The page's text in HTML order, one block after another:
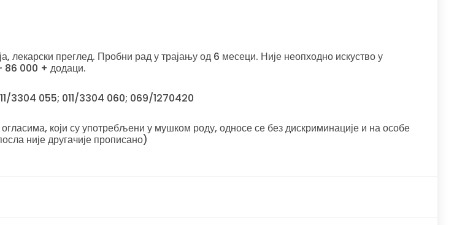
лекарски преглед. Пробни рад у трајању од 6 месеци. Није неопходно искуство у
86 000 + додаци.
3304 055; 011/3304 060; 069/1270420
који су употребљени у мушком роду, односе се без дискриминације и на особе
није другачије прописано)